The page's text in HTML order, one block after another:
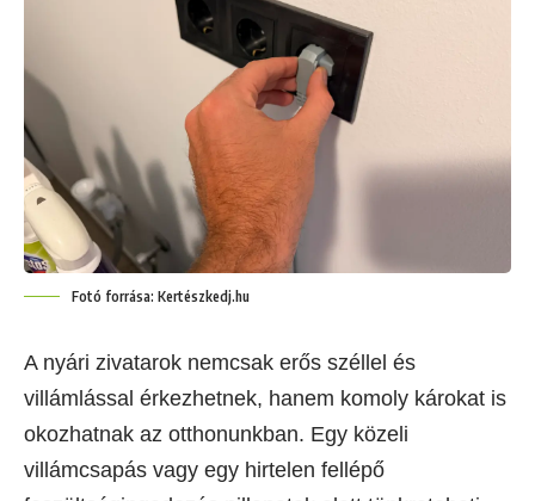
Fotó forrása: Kertészkedj.hu
A nyári zivatarok nemcsak erős széllel és
villámlással érkezhetnek, hanem komoly károkat is
okozhatnak az otthonunkban. Egy közeli
villámcsapás vagy egy hirtelen fellépő